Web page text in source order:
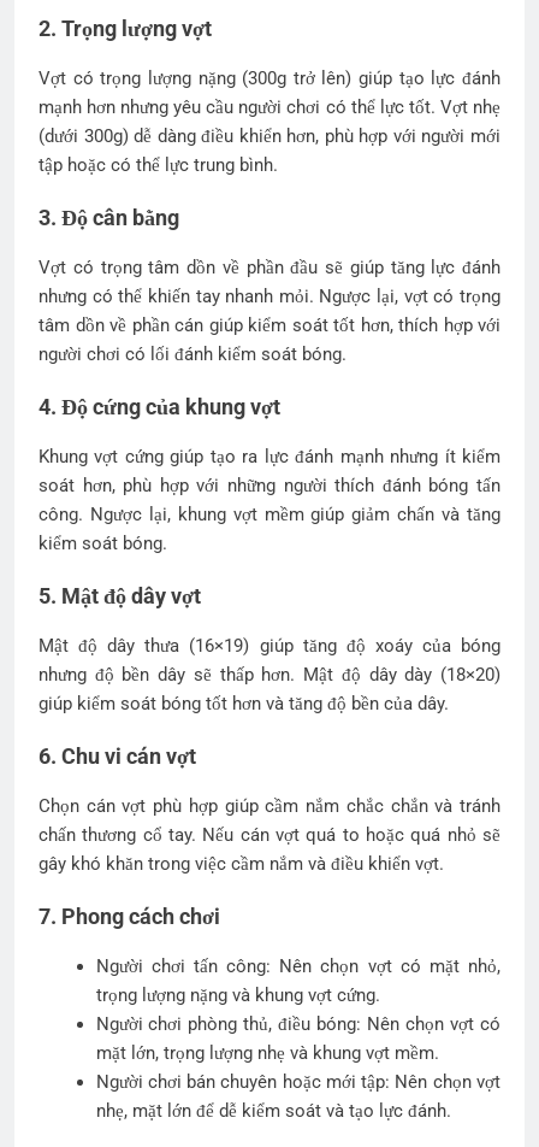
2. Trọng lượng vợt
Vợt có trọng lượng nặng (300g trở lên) giúp tạo lực đánh
mạnh hơn nhưng yêu cầu người chơi có thể lực tốt. Vợt nhẹ
(dưới 300g) dễ dàng điều khiển hơn, phù hợp với người mới
tập hoặc có thể lực trung bình.
3. Độ cân bằng
Vợt có trọng tâm dồn về phần đầu sẽ giúp tăng lực đánh
nhưng có thể khiến tay nhanh mỏi. Ngược lại, vợt có trọng
tâm dồn về phần cán giúp kiểm soát tốt hơn, thích hợp với
người chơi có lối đánh kiểm soát bóng.
4. Độ cứng của khung vợt
Khung vợt cứng giúp tạo ra lực đánh mạnh nhưng ít kiểm
soát hơn, phù hợp với những người thích đánh bóng tấn
công. Ngược lại, khung vợt mềm giúp giảm chấn và tăng
kiểm soát bóng.
5. Mật độ dây vợt
Mật độ dây thưa (16×19) giúp tăng độ xoáy của bóng
nhưng độ bền dây sẽ thấp hơn. Mật độ dây dày (18×20)
giúp kiểm soát bóng tốt hơn và tăng độ bền của dây.
6. Chu vi cán vợt
Chọn cán vợt phù hợp giúp cầm nắm chắc chắn và tránh
chấn thương cổ tay. Nếu cán vợt quá to hoặc quá nhỏ sẽ
gây khó khăn trong việc cầm nắm và điều khiển vợt.
7. Phong cách chơi
Người chơi tấn công: Nên chọn vợt có mặt nhỏ,
trọng lượng nặng và khung vợt cứng.
Người chơi phòng thủ, điều bóng: Nên chọn vợt có
mặt lớn, trọng lượng nhẹ và khung vợt mềm.
Người chơi bán chuyên hoặc mới tập: Nên chọn vợt
nhẹ, mặt lớn để dễ kiểm soát và tạo lực đánh.